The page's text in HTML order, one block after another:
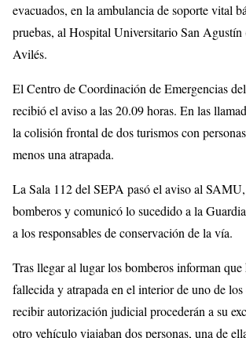
evacuados, en la ambulancia de soporte vital
pruebas, al Hospital Universitario San
Avilés.
El Centro de Coordinación de Emergencias
recibió el aviso a las 20.09 horas. En las
la colisión frontal de dos turismos con
menos una atrapada.
La Sala 112 del SEPA pasó el aviso al
bomberos y comunicó lo sucedido a la
a los responsables de conservación de la vía.
Tras llegar al lugar los bomberos informan que
fallecida y atrapada en el interior de uno de los
recibir autorización judicial procederán a su
otro vehículo viajaban dos personas, una de